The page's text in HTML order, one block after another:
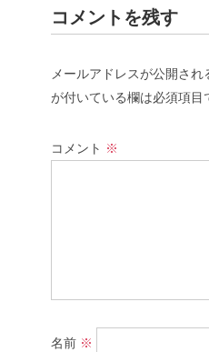
コメントを残す
メールアドレスが公開され
が付いている欄は必須項目
コメント ※
名前 ※